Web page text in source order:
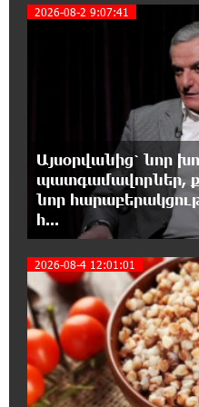
15:21:17 8-08-2026
համախմբվի
գալու համար. Արմեն
15:07:43 8-08-2026
Դուք ու ձեր
են, քան
թատրոն. Աննա Կոստանյան
14:58:53 8-08-2026
Միայն
պարագայում
օրակարգ թելադրել. Արեգ
14:44:51 8-08-2026
«ՀայաՔվեի»
շարունակում
2026-08-2 9:07:41
Այսօրվանից՝ նոր
պատգամավորներ,
նոր
հ...
2026-08-4 12:01:01